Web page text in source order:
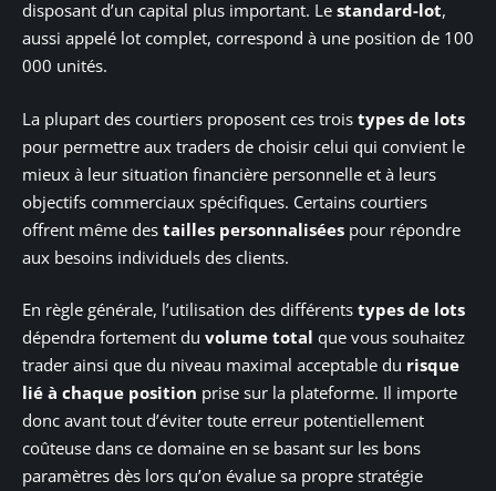
disposant d’un capital plus important. Le standard-lot,
aussi appelé lot complet, correspond à une position de 100
000 unités.
La plupart des courtiers proposent ces trois types de lots
pour permettre aux traders de choisir celui qui convient le
mieux à leur situation financière personnelle et à leurs
objectifs commerciaux spécifiques. Certains courtiers
offrent même des tailles personnalisées pour répondre
aux besoins individuels des clients.
En règle générale, l’utilisation des différents types de lots
dépendra fortement du volume total que vous souhaitez
trader ainsi que du niveau maximal acceptable du risque
lié à chaque position prise sur la plateforme. Il importe
donc avant tout d’éviter toute erreur potentiellement
coûteuse dans ce domaine en se basant sur les bons
paramètres dès lors qu’on évalue sa propre stratégie